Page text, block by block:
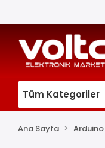
Tüm Kategoriler
Ana Sayfa Arduino